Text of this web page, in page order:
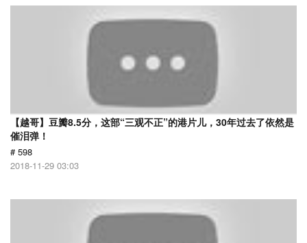
【越哥】豆瓣8.5分，这部“三观不正”的港片儿，30年过去了依然是
催泪弹！
# 598
2018-11-29 03:03